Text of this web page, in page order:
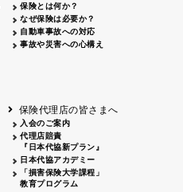
保険とは何か？
なぜ保険は必要か？
自動車事故への対応
事故や災害への心構え
保険代理店の皆さまへ
入会のご案内
代理店賠責
『日本代協新プラン』
日本代協アカデミー
「損害保険大学課程」
教育プログラム